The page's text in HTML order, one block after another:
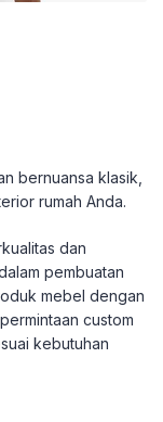
bernuansa klasik,
rumah Anda.
dan
pembuatan
mebel dengan
custom
kebutuhan